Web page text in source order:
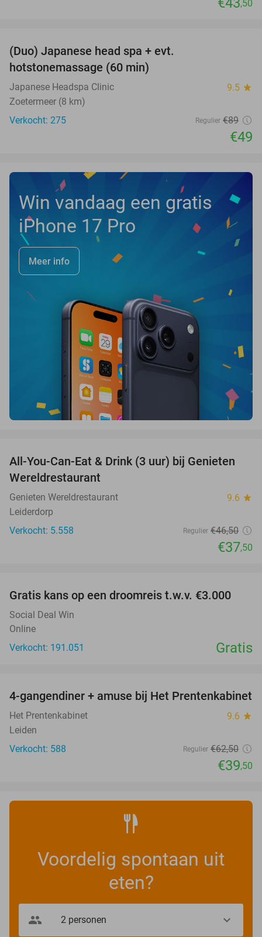
,50
(Duo) Japanese head spa + evt.
hotstonemassage (60 min)
Japanese Headspa Clinic 9.5 star
Zoetermeer (8 km)
Verkocht: 275
Regulier €89
€49
Win vandaag een gratis
iPhone 17 Pro
Meer info
19%
All-You-Can-Eat & Drink (3 uur) bij Genieten
Wereldrestaurant
Genieten Wereldrestaurant 9.6 star
Leiderdorp
Verkocht: 5.558
Regulier €46,50
€37,50
Gratis kans op een droomreis t.w.v. €3.000
Social Deal Win
Online
Verkocht: 191.051
Gratis
37%
4-gangendiner + amuse bij Het Prentenkabinet
Het Prentenkabinet 9.6 star
Leiden
Verkocht: 588
Regulier €62,50
€39,50
Voordelig spontaan uit
eten?